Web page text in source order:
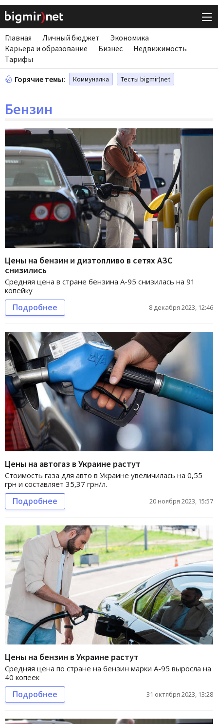
Главная Личный бюджет
Экономика
Карьера и образование
Бизнес
Недвижимость
Тарифы
Горячие темы: Коммуналка Тесты bigmir)net
Бензин
Цены на бензин и дизтопливо в сетях АЗС
снизились
Средняя цена в стране бензина А-95 снизилась на 91
копейку
Подробнее 8 декабря 2023, 12:46
Цены на автогаз в Украине растут
Стоимость газа для авто в Украине увеличилась на 0,55
грн и составляет 35,37 грн/л.
Подробнее 20 ноября 2023, 15:57
Цены на бензин в Украине растут
Средняя цена по стране на бензин марки А-95 выросла на
40 копеек
Подробнее 31 октября 2023, 13:28